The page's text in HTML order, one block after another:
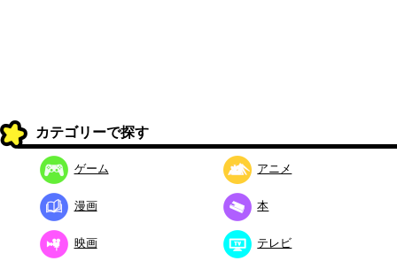
カテゴリーで探す
ゲーム アニメ
漫画 本
映画 テレビ